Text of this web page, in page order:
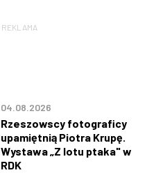
REKLAMA
04.08.2026
Rzeszowscy fotograficy
upamiętnią Piotra Krupę.
Wystawa „Z lotu ptaka" w
RDK